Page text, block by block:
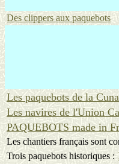
Des clippers aux paquebots
Les paquebots de la
Les navires de l'Union
PAQUEBOTS made in
Les chantiers français sont
Trois paquebots historiques :